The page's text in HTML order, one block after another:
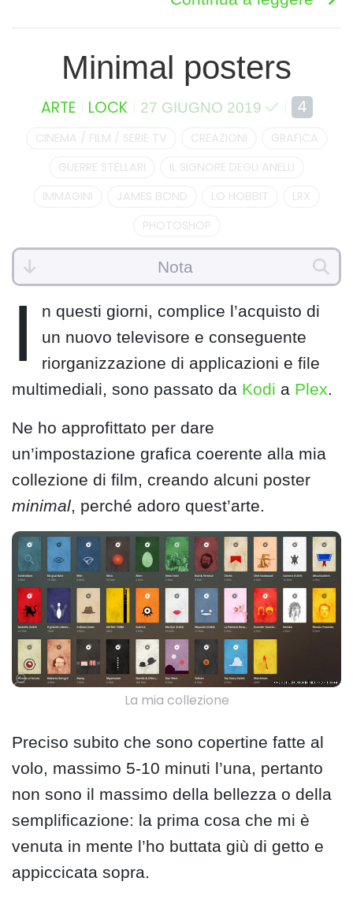
Minimal posters
ARTE LOCK 27 GIUGNO 2019 4
CINEMA / FILM / SERIE TV CREAZIONI
GRAFICA
GUERRE STELLARI
IL SIGNORE DEGLI ANELLI
IMMAGINI
JAMES BOND LO HOBBIT
LRX
PHOTOSHOP
Nota
I
n questi giorni, complice l’acquisto di
un nuovo televisore e conseguente
riorganizzazione di applicazioni e file
multimediali, sono passato da Kodi a Plex.
Ne ho approfittato per dare
un’impostazione grafica coerente alla mia
collezione di film, creando alcuni poster
minimal, perché adoro quest’arte.
La mia collezione
Preciso subito che sono copertine fatte al
volo, massimo 5-10 minuti l’una, pertanto
non sono il massimo della bellezza o della
semplificazione: la prima cosa che mi è
venuta in mente l’ho buttata giù di getto e
appiccicata sopra.